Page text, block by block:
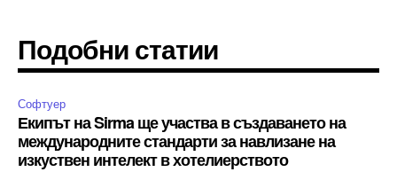
Подобни статии
Софтуер
Екипът на Sirma ще участва в създаването на
международните стандарти за навлизане на
изкуствен интелект в хотелиерството